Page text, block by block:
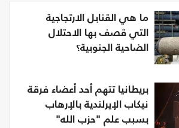
ما هي القنابل الارتجاجية
التي قصف بها الاحتلال
الضاحية الجنوبية؟
بريطانيا تتهم أحد أعضاء فرقة
نيكاب الإيرلندية بالإرهاب
بسبب علم "حزب الله"